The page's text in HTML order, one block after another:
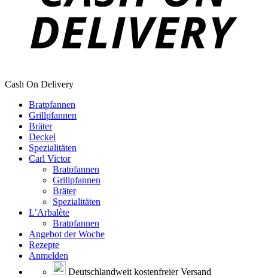
Cash On Delivery
Bratpfannen
Grillpfannen
Bräter
Deckel
Spezialitäten
Carl Victor
Bratpfannen
Grillpfannen
Bräter
Spezialitäten
L’Arbalète
Bratpfannen
Angebot der Woche
Rezepte
Anmelden
Deutschlandweit kostenfreier Versand